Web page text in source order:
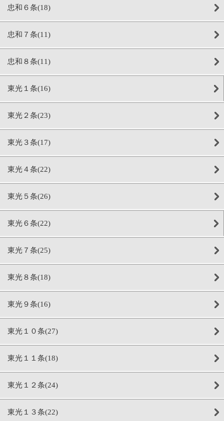
忠和６条(18)
忠和７条(11)
忠和８条(11)
東光１条(16)
東光２条(23)
東光３条(17)
東光４条(22)
東光５条(26)
東光６条(22)
東光７条(25)
東光８条(18)
東光９条(16)
東光１０条(27)
東光１１条(18)
東光１２条(24)
東光１３条(22)